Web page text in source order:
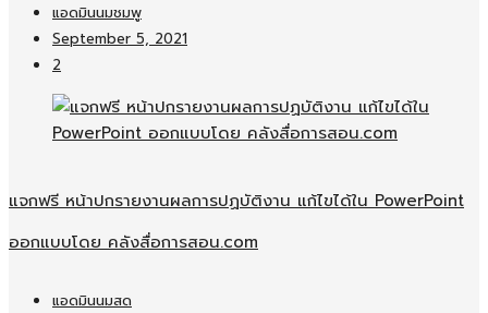
แอดมินนมชมพู
September 5, 2021
2
แจกฟรี หน้าปกรายงานผลการปฏบัติงาน แก้ไขได้ใน PowerPoint
ออกแบบโดย คลังสื่อการสอน.com
แอดมินนมสด